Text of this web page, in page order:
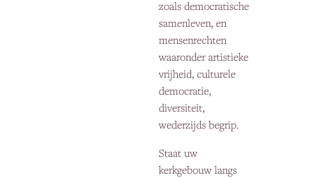
zoals democratische
samenleven, en
mensenrechten
waaronder artistieke
vrijheid, culturele
democratie,
diversiteit,
wederzijds begrip.
Staat uw
kerkgebouw langs